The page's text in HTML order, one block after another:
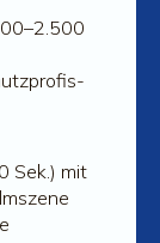
Sek.) mit